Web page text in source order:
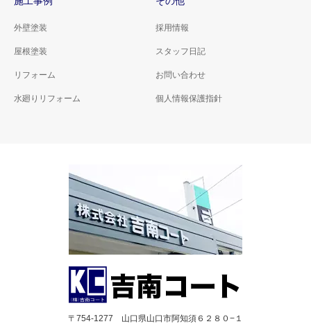
外壁塗装
屋根塗装
リフォーム
水廻りリフォーム
採用情報
スタッフ日記
お問い合わせ
個人情報保護指針
〒754-1277 山口県山口市阿知須６２８０−１